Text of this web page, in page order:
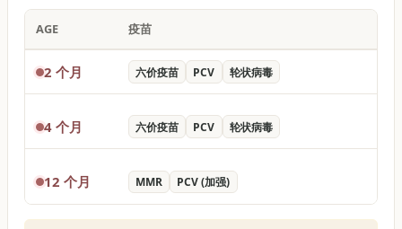
AGE 疫苗
2 个月 六价疫苗 PCV 轮状病毒
4 个月 六价疫苗 PCV 轮状病毒
12 个月 MMR PCV (加强)